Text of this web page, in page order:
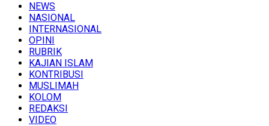
NEWS
NASIONAL
INTERNASIONAL
OPINI
RUBRIK
KAJIAN ISLAM
KONTRIBUSI
MUSLIMAH
KOLOM
REDAKSI
VIDEO